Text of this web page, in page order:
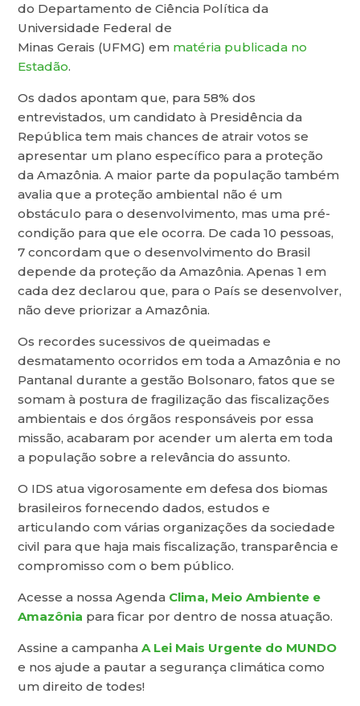
do Departamento de Ciência Política da
Universidade Federal de
Minas Gerais (UFMG) em matéria publicada no
Estadão.
Os dados apontam que, para 58% dos
entrevistados, um candidato à Presidência da
República tem mais chances de atrair votos se
apresentar um plano específico para a proteção
da Amazônia. A maior parte da população também
avalia que a proteção ambiental não é um
obstáculo para o desenvolvimento, mas uma pré-
condição para que ele ocorra. De cada 10 pessoas,
7 concordam que o desenvolvimento do Brasil
depende da proteção da Amazônia. Apenas 1 em
cada dez declarou que, para o País se desenvolver,
não deve priorizar a Amazônia.
Os recordes sucessivos de queimadas e
desmatamento ocorridos em toda a Amazônia e no
Pantanal durante a gestão Bolsonaro, fatos que se
somam à postura de fragilização das fiscalizações
ambientais e dos órgãos responsáveis por essa
missão, acabaram por acender um alerta em toda
a população sobre a relevância do assunto.
O IDS atua vigorosamente em defesa dos biomas
brasileiros fornecendo dados, estudos e
articulando com várias organizações da sociedade
civil para que haja mais fiscalização, transparência e
compromisso com o bem público.
Acesse a nossa Agenda Clima, Meio Ambiente e
Amazônia para ficar por dentro de nossa atuação.
Assine a campanhaA Lei Mais Urgente do MUNDO
e nos ajude a pautar a segurança climática como
um direito de todes!